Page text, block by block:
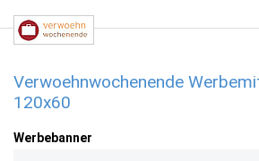
Verwoehnwochenende
120x60
Werbebanner